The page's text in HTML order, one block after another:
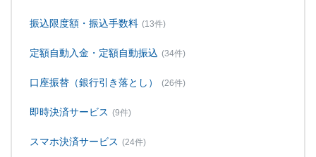
振込限度額・振込手数料 (13件)
定額自動入金・定額自動振込 (34件)
口座振替（銀行引き落とし） (26件)
即時決済サービス (9件)
スマホ決済サービス (24件)